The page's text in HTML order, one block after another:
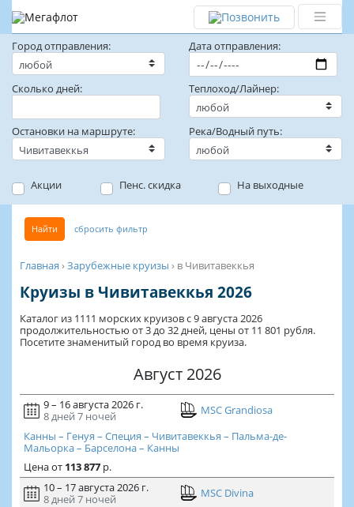
Город отправления: Дата отправления:
Сколько дней: Теплоход/Лайнер:
Остановки на маршруте: Река/Водный путь:
Акции Пенс. скидка На выходные
Найти сбросить фильтр
Главная ›Зарубежные круизы › в Чивитавеккья
Круизы в Чивитавеккья 2026
Каталог из 1111 морских круизов с 9 августа 2026
продолжительностью от 3 до 32 дней, цены от 11 801 рубля.
Посетите знаменитый город во время круиза.
Август 2026
9 – 16 августа 2026 г.
8 дней 7 ночей
MSC Grandiosa
Канны – Генуя – Специя – Чивитавеккья – Пальма-де-
Мальорка – Барселона – Канны
Ценаот 113 877р.
10 – 17 августа 2026 г.
8 дней 7 ночей
MSC Divina